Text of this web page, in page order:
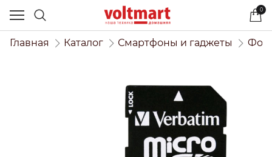
0
Главная Каталог Смартфоны и гаджеты